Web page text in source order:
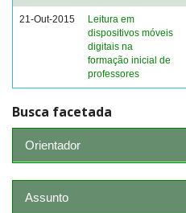
21-Out-2015
Leitura em
dispositivos móveis
digitais na
formação inicial de
professores
Busca facetada
Orientador
Assunto